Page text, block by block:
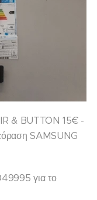
& BUTTON 15€ -
SAMSUNG
για το